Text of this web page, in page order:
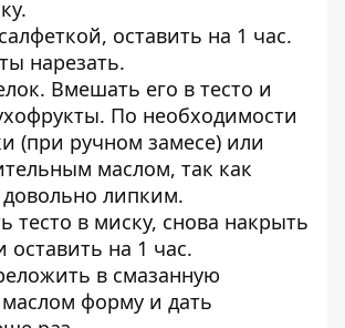
оставить на 1 час.
нарезать.
Вмешать его в тесто и
По необходимости
(при ручном замесе) или
маслом, так как
довольно липким.
тесто в миску, снова накрыть
оставить на 1 час.
в смазанную
форму и дать